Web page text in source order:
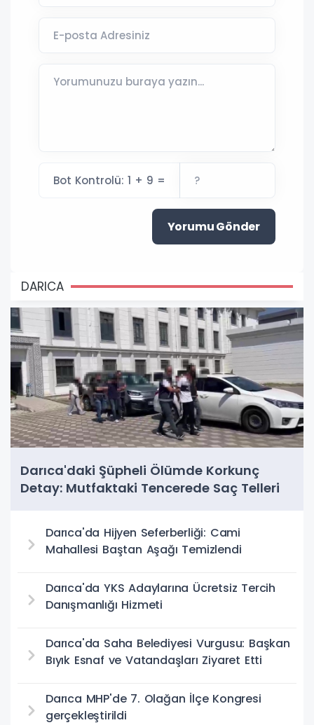
Bot Kontrolü: 1 + 9 =
Yorumu Gönder
DARICA
Darıca'daki Şüpheli Ölümde Korkunç
Detay: Mutfaktaki Tencerede Saç Telleri
Darıca'da Hijyen Seferberliği: Cami
Mahallesi Baştan Aşağı Temizlendi
Darıca'da YKS Adaylarına Ücretsiz Tercih
Danışmanlığı Hizmeti
Darıca'da Saha Belediyesi Vurgusu: Başkan
Bıyık Esnaf ve Vatandaşları Ziyaret Etti
Darıca MHP'de 7. Olağan İlçe Kongresi
gerçekleştirildi